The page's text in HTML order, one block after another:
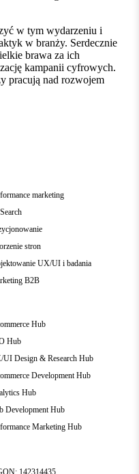
w tym wydarzeniu i
w branży. Serdecznie
brawa za ich
kampanii cyfrowych.
pracują nad rozwojem
marketing
stron
UX/UI i badania
B2B
Hub
Hub
UI Design & Research Hub
Development Hub
Hub
Development Hub
Marketing Hub